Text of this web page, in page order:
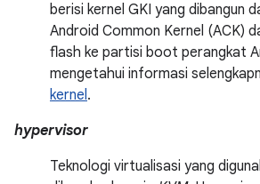
berisi kernel GKI yang dibangun
Android Common Kernel (ACK)
flash ke partisi boot perangkat
mengetahui informasi
kernel.
hypervisor
Teknologi virtualisasi yang